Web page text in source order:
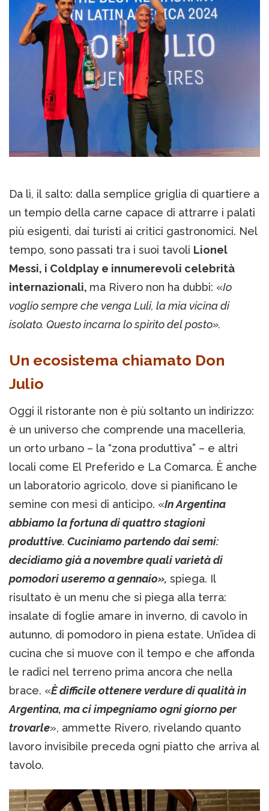
Da lì, il salto: dalla semplice griglia di quartiere a
un tempio della carne capace di attrarre i palati
più esigenti, dai turisti ai critici gastronomici. Nel
tempo, sono passati tra i suoi tavoli Lionel
Messi, i Coldplay e innumerevoli celebrità
internazionali, ma Rivero non ha dubbi: «Io
voglio sempre che venga Luli, la mia vicina di
isolato. Questo incarna lo spirito del posto».
Un ecosistema chiamato Don
Julio
Oggi il ristorante non è più soltanto un indirizzo:
è un universo che comprende una macelleria,
un orto urbano – la “zona produttiva” – e altri
locali come El Preferido e La Comarca. È anche
un laboratorio agricolo, dove si pianificano le
semine con mesi di anticipo. «In Argentina
abbiamo la fortuna di quattro stagioni
produttive. Cuciniamo partendo dai semi:
decidiamo già a novembre quali varietà di
pomodori useremo a gennaio», spiega. Il
risultato è un menu che si piega alla terra:
insalate di foglie amare in inverno, di cavolo in
autunno, di pomodoro in piena estate. Un’idea di
cucina che si muove con il tempo e che affonda
le radici nel terreno prima ancora che nella
brace. «È difficile ottenere verdure di qualità in
Argentina, ma ci impegniamo ogni giorno per
trovarle», ammette Rivero, rivelando quanto
lavoro invisibile preceda ogni piatto che arriva al
tavolo.